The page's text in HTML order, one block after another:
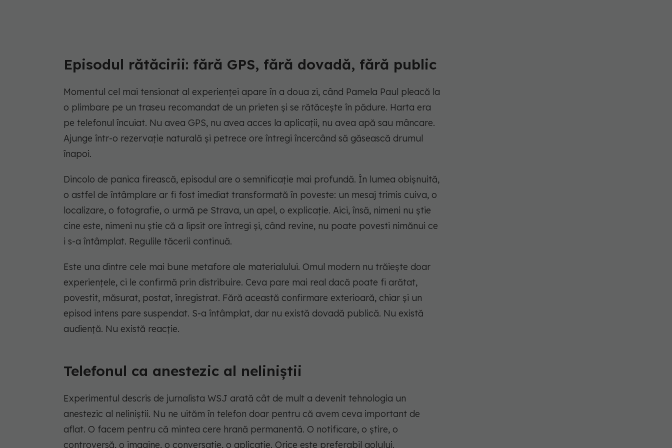
Episodul rătăcirii: fără GPS, fără dovadă, fără public
Momentul cel mai tensionat al experienței apare în a doua zi, când Pamela Paul pleacă la
o plimbare pe un traseu recomandat de un prieten și se rătăcește în pădure. Harta era
pe telefonul încuiat. Nu avea GPS, nu avea acces la aplicații, nu avea apă sau mâncare.
Ajunge într-o rezervație naturală și petrece ore întregi încercând să găsească drumul
înapoi.
Dincolo de panica firească, episodul are o semnificație mai profundă. În lumea obișnuită,
o astfel de întâmplare ar fi fost imediat transformată în poveste: un mesaj trimis cuiva, o
localizare, o fotografie, o urmă pe Strava, un apel, o explicație. Aici, însă, nimeni nu știe
cine este, nimeni nu știe că a lipsit ore întregi și, când revine, nu poate povesti nimănui ce
i s-a întâmplat. Regulile tăcerii continuă.
Este una dintre cele mai bune metafore ale materialului. Omul modern nu trăiește doar
experiențele, ci le confirmă prin distribuire. Ceva pare mai real dacă poate fi arătat,
povestit, măsurat, postat, înregistrat. Fără această confirmare exterioară, chiar și un
episod intens pare suspendat. S-a întâmplat, dar nu există dovadă publică. Nu există
audiență. Nu există reacție.
Telefonul ca anestezic al neliniștii
Experimentul descris de jurnalista WSJ arată cât de mult a devenit tehnologia un
anestezic al neliniștii. Nu ne uităm în telefon doar pentru că avem ceva important de
aflat. O facem pentru că mintea cere hrană permanentă. O notificare, o știre, o
controversă, o imagine, o conversație, o aplicație. Orice este preferabil golului.